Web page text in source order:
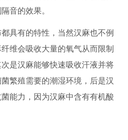
音的效果。
具有的特性，当然汉麻也不例
维会吸收大量的氧气从而限制
是汉麻能够快速吸收汗液并将
繁殖需要的潮湿环境，后是汉
能力，因为汉麻中含有有机酸